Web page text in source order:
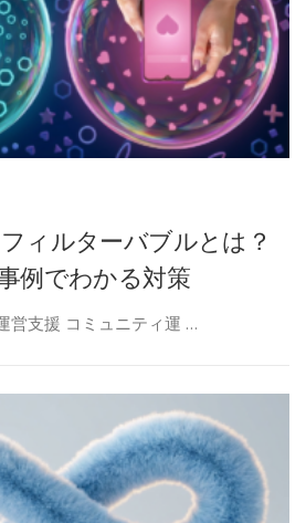
ィルターバブルとは？
例でわかる対策
営支援 コミュニティ運 …